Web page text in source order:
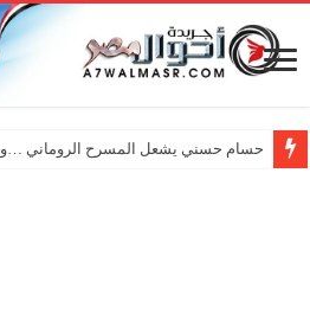
حسام حسني يشعل المسرح الروماني